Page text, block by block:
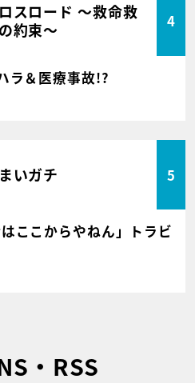
スロード ～救命救
約束～
4
ラ＆医療事故!?
いガチ 5
ここからやねん」トラビ
・RSS